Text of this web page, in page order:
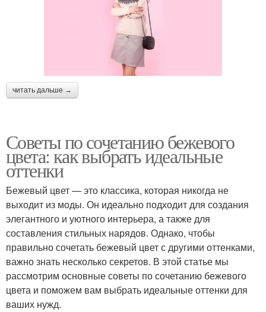
читать дальше →
Советы по сочетанию бежевого
цвета: как выбрать идеальные
оттенки
Бежевый цвет — это классика, которая никогда не
выходит из моды. Он идеально подходит для создания
элегантного и уютного интерьера, а также для
составления стильных нарядов. Однако, чтобы
правильно сочетать бежевый цвет с другими оттенками,
важно знать несколько секретов. В этой статье мы
рассмотрим основные советы по сочетанию бежевого
цвета и поможем вам выбрать идеальные оттенки для
ваших нужд.